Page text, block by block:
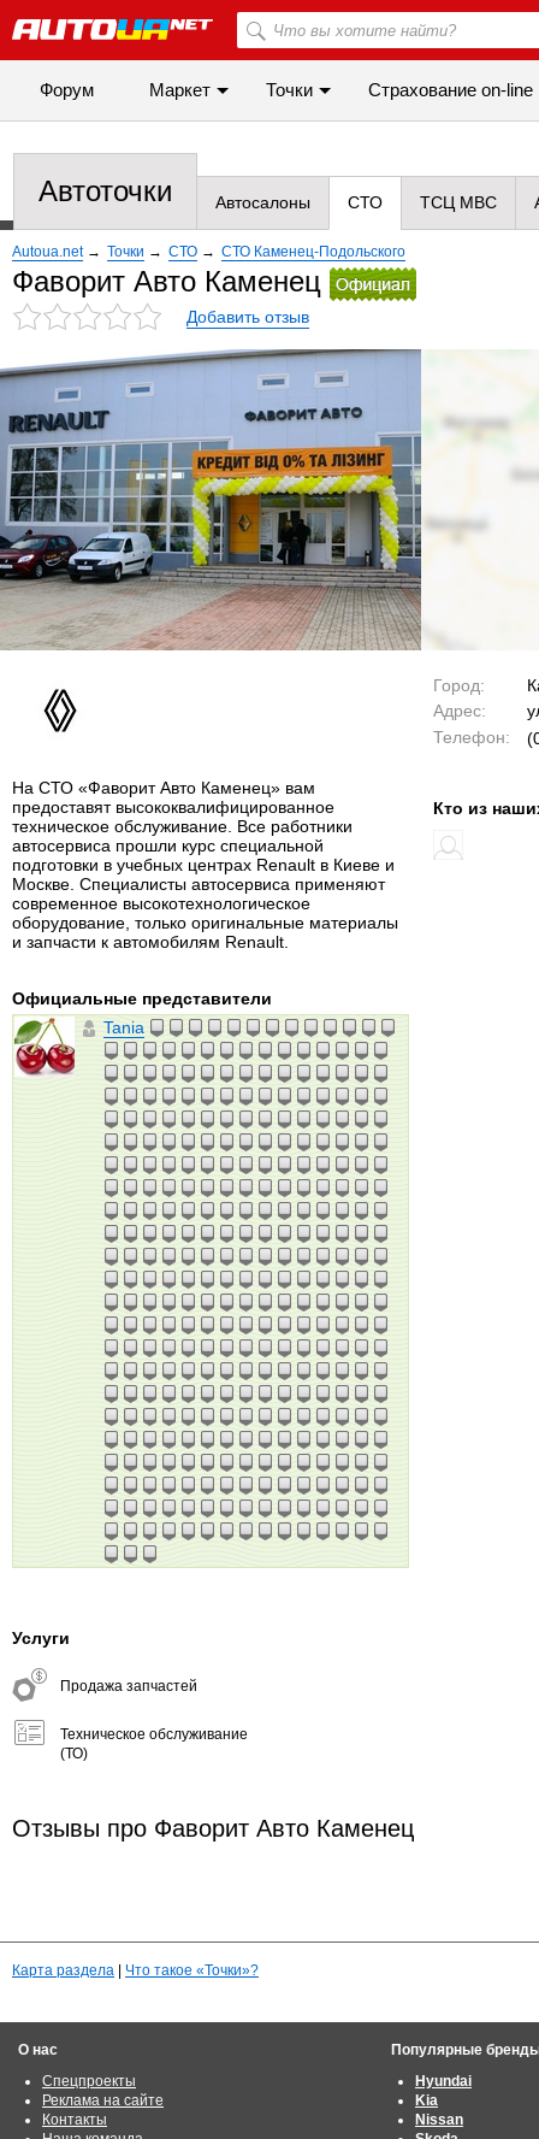
Форум Маркет Точки Cтрахование on-line
Автоточки Автосалоны СТО ТСЦ МВС
Autoua.net → Точки → СТО → СТО Каменец-Подольского
Фаворит Авто Каменец
Добавить отзыв
Город:
Адрес:
Телефон:
Кто из
На СТО «Фаворит Авто Каменец» вам
предоставят высококвалифицированное
техническое обслуживание. Все работники
автосервиса прошли курс специальной
подготовки в учебных центрах Renault в Киеве и
Москве. Специалисты автосервиса применяют
современное высокотехнологическое
оборудование, только оригинальные материалы
и запчасти к автомобилям Renault.
Официальные представители
Tania
Услуги
Продажа запчастей
Техническое обслуживание
(ТО)
Отзывы про Фаворит Авто Каменец
Карта раздела Что такое «Точки»?
О нас
Спецпроекты
Реклама на сайте
Контакты
Популярные
Hyundai
Kia
Nissan